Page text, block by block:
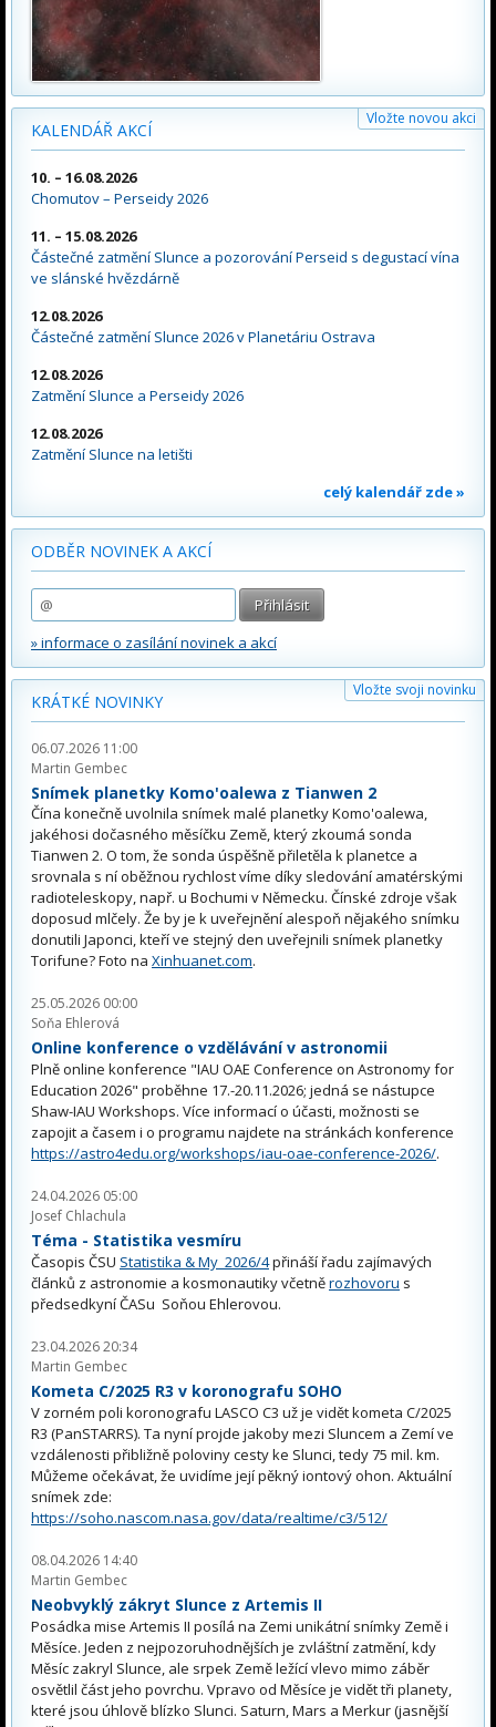
KALENDÁŘ AKCÍ
Vložte novou akci
10. – 16.08.2026
Chomutov – Perseidy 2026
11. – 15.08.2026
Částečné zatmění Slunce a pozorování Perseid s degustací vína
ve slánské hvězdárně
12.08.2026
Částečné zatmění Slunce 2026 v Planetáriu Ostrava
12.08.2026
Zatmění Slunce a Perseidy 2026
12.08.2026
Zatmění Slunce na letišti
celý kalendář zde »
ODBĚR NOVINEK A AKCÍ
» informace o zasílání novinek a akcí
Vložte svoji novinku
KRÁTKÉ NOVINKY
06.07.2026 11:00
Martin Gembec
Snímek planetky Komo'oalewa z Tianwen 2
Čína konečně uvolnila snímek malé planetky Komo'oalewa,
jakéhosi dočasného měsíčku Země, který zkoumá sonda
Tianwen 2. O tom, že sonda úspěšně přiletěla k planetce a
srovnala s ní oběžnou rychlost víme díky sledování amatérskými
radioteleskopy, např. u Bochumi v Německu. Čínské zdroje však
doposud mlčely. Že by je k uveřejnění alespoň nějakého snímku
donutili Japonci, kteří ve stejný den uveřejnili snímek planetky
Torifune? Foto na Xinhuanet.com.
25.05.2026 00:00
Soňa Ehlerová
Online konference o vzdělávání v astronomii
Plně online konference "IAU OAE Conference on Astronomy for
Education 2026" proběhne 17.-20.11.2026; jedná se nástupce
Shaw-IAU Workshops. Více informací o účasti, možnosti se
zapojit a časem i o programu najdete na stránkách konference
https://astro4edu.org/workshops/iau-oae-conference-2026/.
24.04.2026 05:00
Josef Chlachula
Téma - Statistika vesmíru
Časopis ČSU Statistika & My 2026/4přináší řadu zajímavých
článků z astronomie a kosmonautiky včetněrozhovoru s
předsedkyní ČASu Soňou Ehlerovou.
23.04.2026 20:34
Martin Gembec
Kometa C/2025 R3 v koronografu SOHO
V zorném poli koronografu LASCO C3 už je vidět kometa C/2025
R3 (PanSTARRS). Ta nyní projde jakoby mezi Sluncem a Zemí ve
vzdálenosti přibližně poloviny cesty ke Slunci, tedy 75 mil. km.
Můžeme očekávat, že uvidíme její pěkný iontový ohon. Aktuální
snímek zde:
https://soho.nascom.nasa.gov/data/realtime/c3/512/
08.04.2026 14:40
Martin Gembec
Neobvyklý zákryt Slunce z Artemis II
Posádka mise Artemis II posílá na Zemi unikátní snímky Země i
Měsíce. Jeden z nejpozoruhodnějších je zvláštní zatmění, kdy
Měsíc zakryl Slunce, ale srpek Země ležící vlevo mimo záběr
osvětlil část jeho povrchu. Vpravo od Měsíce je vidět tři planety,
které jsou úhlově blízko Slunci. Saturn, Mars a Merkur (jasnější